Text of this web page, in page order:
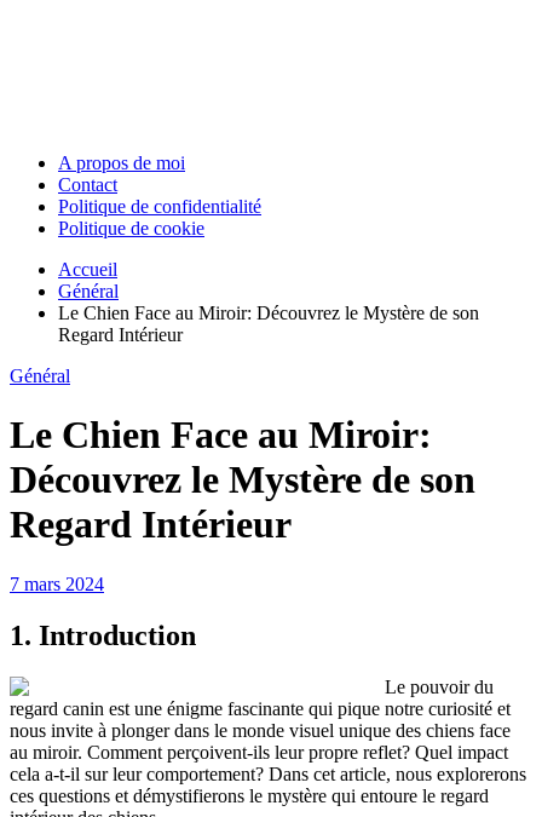
A propos de moi
Contact
Politique de confidentialité
Politique de cookie
Accueil
Général
Le Chien Face au Miroir: Découvrez le Mystère de son
Regard Intérieur
Général
Le Chien Face au Miroir:
Découvrez le Mystère de son
Regard Intérieur
7 mars 2024
1. Introduction
Le pouvoir du
regard canin est une énigme fascinante qui pique notre curiosité et
nous invite à plonger dans le monde visuel unique des chiens face
au miroir. Comment perçoivent-ils leur propre reflet? Quel impact
cela a-t-il sur leur comportement? Dans cet article, nous explorerons
ces questions et démystifierons le mystère qui entoure le regard